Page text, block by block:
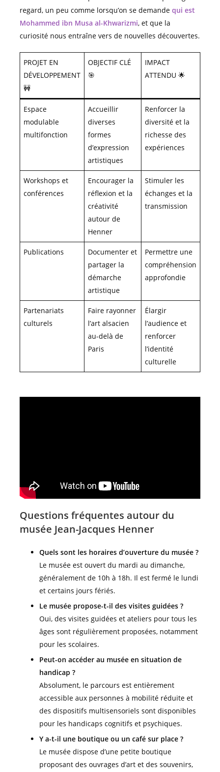
regard, un peu comme lorsqu’on se demande qui est
Mohammed ibn Musa al-Khwarizmi, et que la
curiosité nous entraîne vers de nouvelles découvertes.
PROJET EN
DÉVELOPPEMENT
🚧
OBJECTIF CLÉ
🎯
IMPACT
ATTENDU 🌟
Espace
modulable
multifonction
Accueillir
diverses
formes
d’expression
artistiques
Renforcer la
diversité et la
richesse des
expériences
Workshops et
conférences
Encourager la
réflexion et la
créativité
autour de
Henner
Stimuler les
échanges et la
transmission
Publications
Documenter et
partager la
démarche
artistique
Permettre une
compréhension
approfondie
Partenariats
culturels
Faire rayonner
l’art alsacien
au-delà de
Paris
Élargir
l’audience et
renforcer
l’identité
culturelle
Questions fréquentes autour du
musée Jean-Jacques Henner
Quels sont les horaires d’ouverture du musée ?
Le musée est ouvert du mardi au dimanche,
généralement de 10h à 18h. Il est fermé le lundi
et certains jours fériés.
Le musée propose-t-il des visites guidées ?
Oui, des visites guidées et ateliers pour tous les
âges sont régulièrement proposées, notamment
pour les scolaires.
Peut-on accéder au musée en situation de
handicap ?
Absolument, le parcours est entièrement
accessible aux personnes à mobilité réduite et
des dispositifs multisensoriels sont disponibles
pour les handicaps cognitifs et psychiques.
Y a-t-il une boutique ou un café sur place ?
Le musée dispose d’une petite boutique
proposant des ouvrages d’art et des souvenirs,